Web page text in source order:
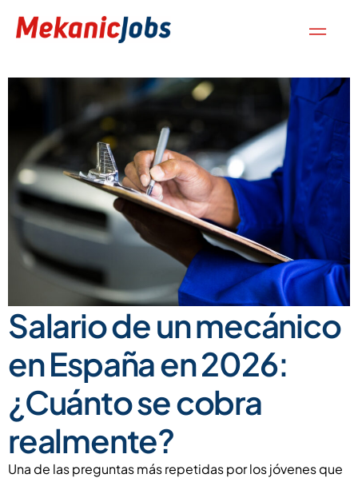
Salario de un mecánico
en España en 2026:
¿Cuánto se cobra
realmente?
Una de las preguntas más repetidas por los jóvenes que